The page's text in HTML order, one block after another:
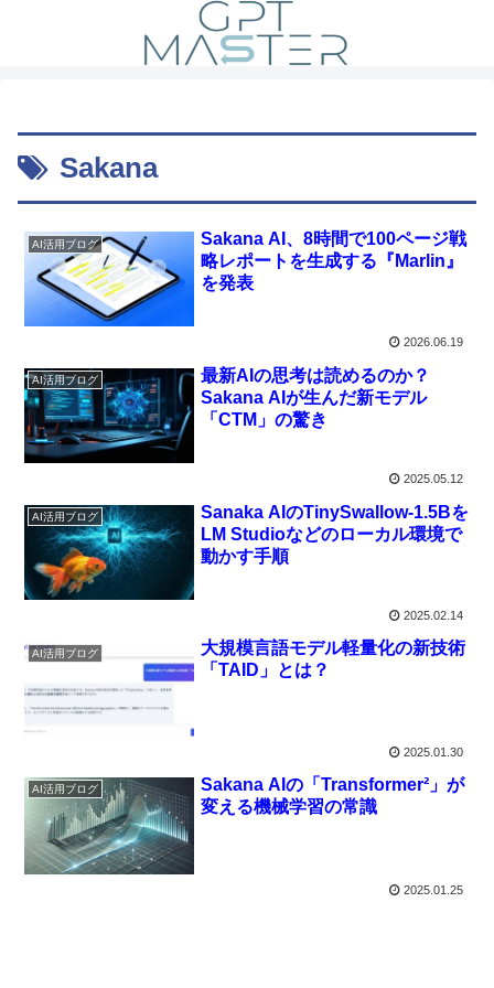
Sakana
AI活用ブログ
Sakana AI、8時間で100ページ戦
略レポートを生成する『Marlin』
を発表
2026.06.19
AI活用ブログ
最新AIの思考は読めるのか？
Sakana AIが生んだ新モデル
「CTM」の驚き
2025.05.12
AI活用ブログ
Sanaka AIのTinySwallow-1.5Bを
LM Studioなどのローカル環境で
動かす手順
2025.02.14
AI活用ブログ
大規模言語モデル軽量化の新技術
「TAID」とは？
2025.01.30
AI活用ブログ
Sakana AIの「Transformer²」が
変える機械学習の常識
2025.01.25